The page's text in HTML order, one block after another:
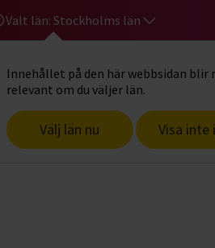
Valt län: Stockholms län
Innehållet på den här webbsidan blir
relevant om du väljer län.
Välj län nu Visa inte
Gå till studiefrämjandets